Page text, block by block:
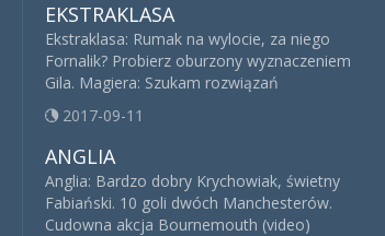
EKSTRAKLASA
Ekstraklasa: Rumak na wylocie, za niego
Fornalik? Probierz oburzony wyznaczeniem
Gila. Magiera: Szukam rozwiązań
2017-09-11
ANGLIA
Anglia: Bardzo dobry Krychowiak, świetny
Fabiański. 10 goli dwóch Manchesterów.
Cudowna akcja Bournemouth (video)